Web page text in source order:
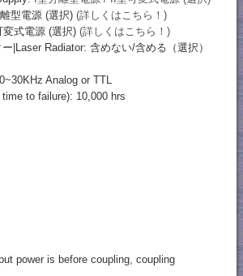
型電源 (選択) (詳しくはこちら！)
変式電源 (選択) (詳しくはこちら！)
|Laser Radiator: 含めない/含める（選択）
Analog or TTL
to failure): 10,000 hrs
power is before coupling, coupling